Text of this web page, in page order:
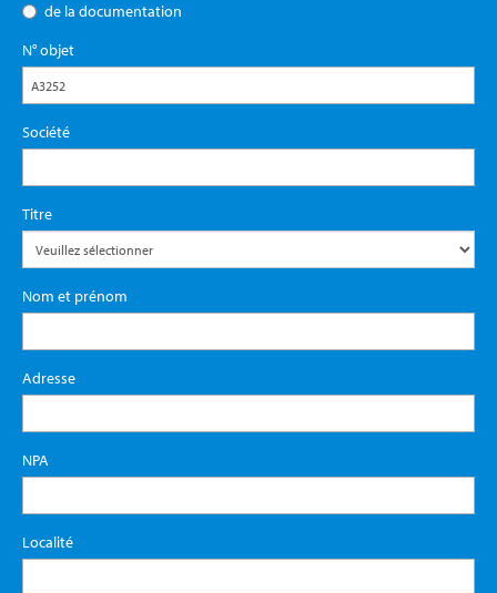
de la documentation
N° objet
Société
Titre
Nom et prénom
Adresse
NPA
Localité